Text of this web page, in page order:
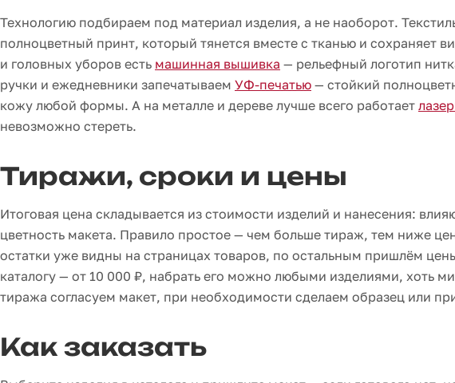
Технологию подбираем под материал изделия, а не наоборот.
полноцветный принт, который тянется вместе с тканью и сохраняет
и головных уборов есть машинная вышивка — рельефный логотип
ручки и ежедневники запечатываем УФ-печатью — стойкий
кожу любой формы. А на металле и дереве лучше всего работает
невозможно стереть.
Тиражи, сроки и цены
Итоговая цена складывается из стоимости изделий и нанесения:
цветность макета. Правило простое — чем больше тираж, тем ниже
остатки уже видны на страницах товаров, по остальным пришлём
каталогу — от 10 000 ₽, набрать его можно любыми изделиями, хоть
тиража согласуем макет, при необходимости сделаем образец или
Как заказать